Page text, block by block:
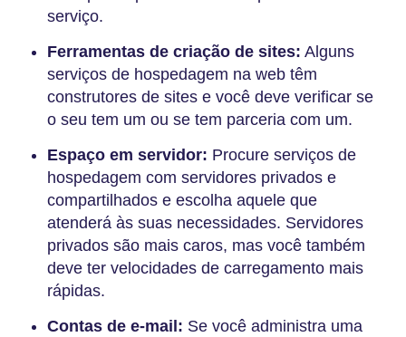
serviço.
Ferramentas de criação de sites: Alguns
serviços de hospedagem na web têm
construtores de sites e você deve verificar se
o seu tem um ou se tem parceria com um.
Espaço em servidor: Procure serviços de
hospedagem com servidores privados e
compartilhados e escolha aquele que
atenderá às suas necessidades. Servidores
privados são mais caros, mas você também
deve ter velocidades de carregamento mais
rápidas.
Contas de e-mail: Se você administra uma